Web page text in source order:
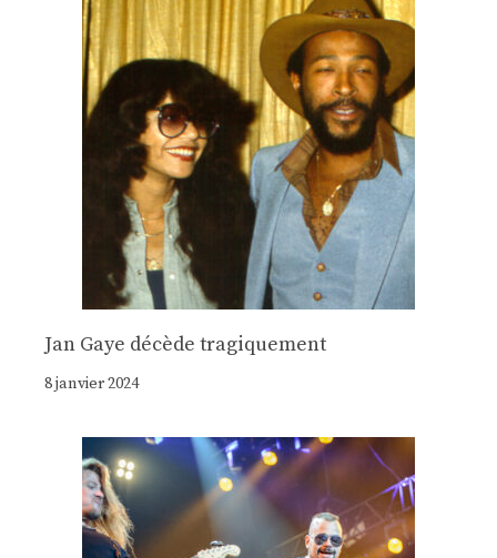
Jan Gaye décède tragiquement
8 janvier 2024